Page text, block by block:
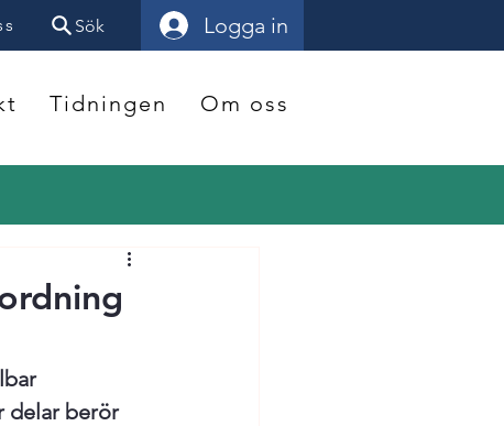
Sök Logga in
Tidningen Om oss
delar berör